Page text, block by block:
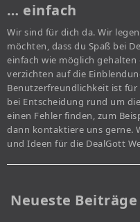
… einfach
Wir sind für dich da. Wir
möchten, dass du Spaß bei
einfach wie möglich gehalten
verzichten auf die
Benutzerfreundlichkeit ist
bei Entscheidung rund um
einen Fehler finden, zum
dann kontaktiere uns gerne.
und Ideen für die DealGott
Neueste Beiträge